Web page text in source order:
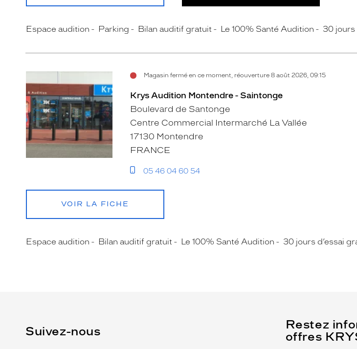
Espace audition Parking Bilan auditif gratuit Le 100% Santé Audition 30 jours
Magasin fermé en ce moment, réouverture 8 août 2026, 09:15
Krys Audition Montendre - Saintonge
Boulevard de Santonge
Centre Commercial Intermarché La Vallée
17130 Montendre
FRANCE
05 46 04 60 54
VOIR LA FICHE
Espace audition Bilan auditif gratuit Le 100% Santé Audition 30 jours d’essai
Suivez-nous
Restez
offres
Name
(Ce
champ
est
obligatoire)